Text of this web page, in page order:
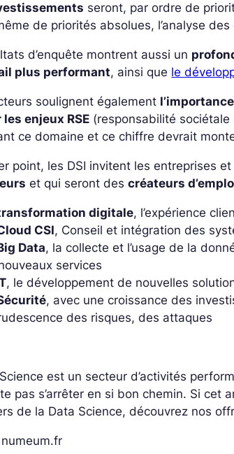
seront, par ordre de
de priorités absolues, l’analyse
d’enquête montrent aussi un
plus performant, ainsi que le
soulignent également
enjeux RSE (responsabilité
ce domaine et ce chiffre devrait
point, les DSI invitent les entreprises
et qui seront descréateurs
digitale, l’expérience
CSI, Conseil et intégration des
Data, la collecte et l’usage de la
services
, le développement de nouvelles
, avec une croissance des
des risques, des attaques
est un secteur d’activités
pas s’arrêter en si bon chemin. Si cet
de la Data Science, découvrez nos